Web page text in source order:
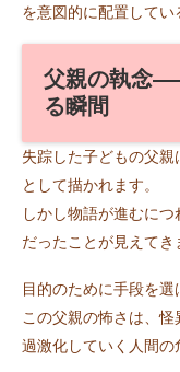
を意図的に配置してい
父親の執念
る瞬間
失踪した子どもの父
として描かれます。
しかし物語が進むに
だったことが見えてき
目的のために手段を選
この父親の怖さは、
過激化していく人間の